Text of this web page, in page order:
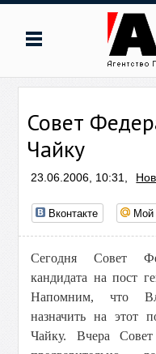
Совет
Чайку
23.06.2006, 10:31,
Вконтакте Мой
Сегодня Совет
кандидата на пост
Напомним, что
назначить на этот
Чайку. Вчера